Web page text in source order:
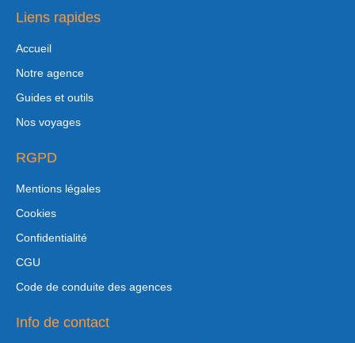
Liens rapides
Accueil
Notre agence
Guides et outils
Nos voyages
RGPD
Mentions légales
Cookies
Confidentialité
CGU
Code de conduite des agences
Info de contact